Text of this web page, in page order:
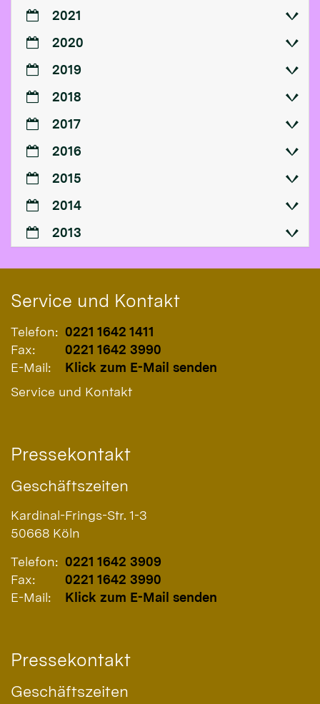
2021
2020
2019
2018
2017
2016
2015
2014
2013
Service und Kontakt
Telefon: 0221 1642 1411
Fax:
0221 1642 3990
E-Mail:
Klick zum E-Mail senden
Service und Kontakt
Pressekontakt
Geschäftszeiten
Kardinal-Frings-Str. 1-3
50668 Köln
Telefon: 0221 1642 3909
Fax:
0221 1642 3990
E-Mail:
Klick zum E-Mail senden
Pressekontakt
Geschäftszeiten